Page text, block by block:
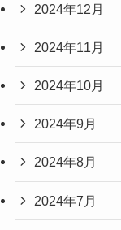
2024年12月
2024年11月
2024年10月
2024年9月
2024年8月
2024年7月